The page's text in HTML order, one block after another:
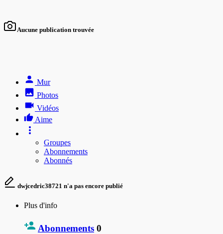
Aucune publication trouvée
Mur
Photos
Vidéos
Aime
Groupes
Abonnements
Abonnés
dwjcedric38721 n'a pas encore publié
Plus d'info
Abonnements 0